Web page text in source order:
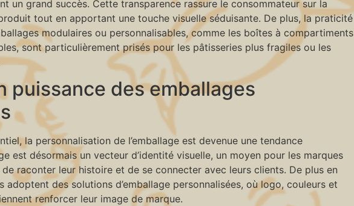
un grand succès. Cette transparence rassure le consommateur sur la
tout en apportant une touche visuelle séduisante. De plus, la praticité
modulaires ou personnalisables, comme les boîtes à compartiments
sont particulièrement prisés pour les pâtisseries plus fragiles ou les
puissance des emballages
la personnalisation de l’emballage est devenue une tendance
est désormais un vecteur d’identité visuelle, un moyen pour les marques
raconter leur histoire et de se connecter avec leurs clients. De plus en
adoptent des solutions d’emballage personnalisées, où logo, couleurs et
renforcer leur image de marque.